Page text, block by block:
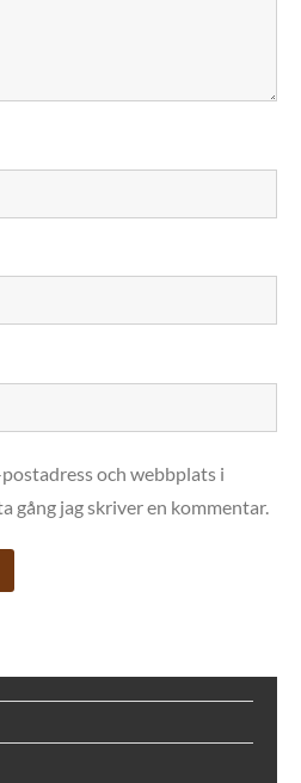
och webbplats i
gång jag skriver en kommentar.